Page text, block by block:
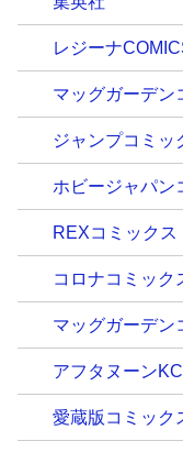
レジーナ
マッグガーデン
ジャンプコミッ
ホビージャパン
REXコミックス
コロナコミック
マッグガーデン
アフタヌーンKC
愛蔵版コミック